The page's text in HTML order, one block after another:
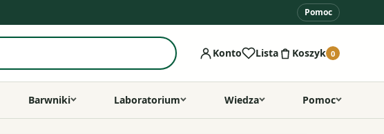
Pomoc
Konto Lista Koszyk 0
Barwniki Laboratorium Wiedza Pomoc